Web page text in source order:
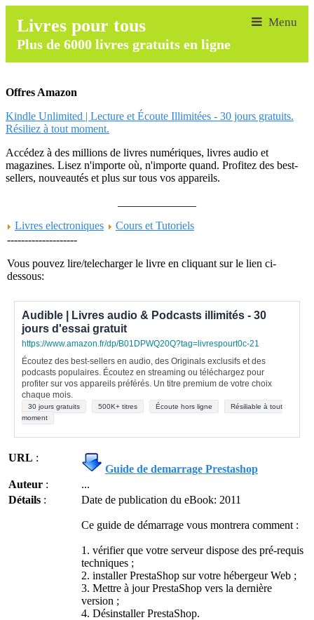
Livres pour tous
Plus de 6000 livres gratuits en ligne
Offres Amazon
Kindle Unlimited | Lecture et Écoute Illimitées - 30 jours gratuits.
Résiliez à tout moment.
Accédez à des millions de livres numériques, livres audio et
magazines. Lisez n'importe où, n'importe quand. Profitez des best-
sellers, nouveautés et plus sur tous vos appareils.
Livres electroniques
Cours et Tutoriels
--------------------
Vous pouvez lire/telecharger le livre en cliquant sur le lien ci-
dessous:
Audible | Livres audio & Podcasts illimités - 30
jours d'essai gratuit
https://www.amazon.fr/dp/B01DPWQ20Q?tag=livrespourt0c-21
Écoutez des best-sellers en audio, des Originals exclusifs et des
podcasts populaires. Écoutez en streaming ou téléchargez pour
profiter sur vos appareils préférés. Un titre premium de votre choix
chaque mois.
30 jours gratuits 500K+ titres Écoute hors ligne
Résiliable à tout
moment
URL :
Guide de demarrage Prestashop
Auteur :
...
Détails : Date de publication du eBook: 2011
Ce guide de démarrage vous montrera comment :
1. vérifier que votre serveur dispose des pré-requis
techniques ;
2. installer PrestaShop sur votre hébergeur Web ;
3. Mettre à jour PrestaShop vers la dernière
version ;
4. Désinstaller PrestaShop.